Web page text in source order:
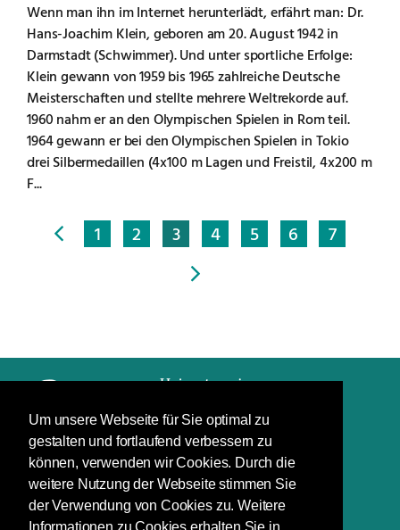
Um unsere Webseite für Sie optimal zu
gestalten und fortlaufend verbessern zu
können, verwenden wir Cookies. Durch die
weitere Nutzung der Webseite stimmen Sie
der Verwendung von Cookies zu. Weitere
Wenn man ihn im Internet herunterlädt, erfährt man: Dr.
Hans-Joachim Klein, geboren am 20. August 1942 in
Darmstadt (Schwimmer). Und unter sportliche Erfolge:
Klein gewann von 1959 bis 1965 zahlreiche Deutsche
Meisterschaften und stellte mehrere Weltrekorde auf.
1960 nahm er an den Olympischen Spielen in Rom teil.
1964 gewann er bei den Olympischen Spielen in Tokio
drei Silbermedaillen (4x100 m Lagen und Freistil, 4x200 m
F...
1 2 3 4 5 6 7
Impressum
Datenschutz
Schuchardstraße 7